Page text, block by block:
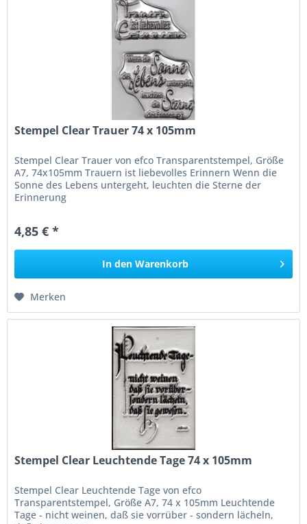
Stempel Clear Trauer 74 x 105mm
Stempel Clear Trauer von efco Transparentstempel, Größe
A7, 74x105mm Trauern ist liebevolles Erinnern Wenn die
Sonne des Lebens untergeht, leuchten die Sterne der
Erinnerung
4,85 € *
In den Warenkorb
Merken
Stempel Clear Leuchtende Tage 74 x 105mm
Stempel Clear Leuchtende Tage von efco
Transparentstempel, Größe A7, 74 x 105mm Leuchtende
Tage - nicht weinen, daß sie vorrüber - sondern lächeln,